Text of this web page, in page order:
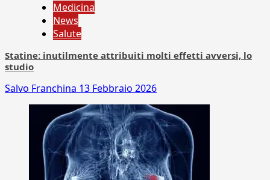
Medicina
News
Salute
Statine: inutilmente attribuiti molti effetti avversi, lo
studio
Salvo Franchina 13 Febbraio 2026